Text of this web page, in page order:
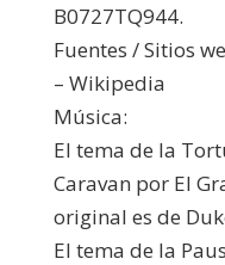
B0727TQ944.
Fuentes / Sitios
– Wikipedia
Música:
El tema de la
Caravan por El
original es de
El tema de la